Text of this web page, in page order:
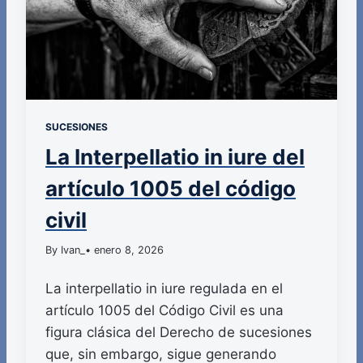
SUCESIONES
La Interpellatio in iure del
artículo 1005 del código
civil
By Ivan_ • enero 8, 2026
La interpellatio in iure regulada en el
artículo 1005 del Código Civil es una
figura clásica del Derecho de sucesiones
que, sin embargo, sigue generando